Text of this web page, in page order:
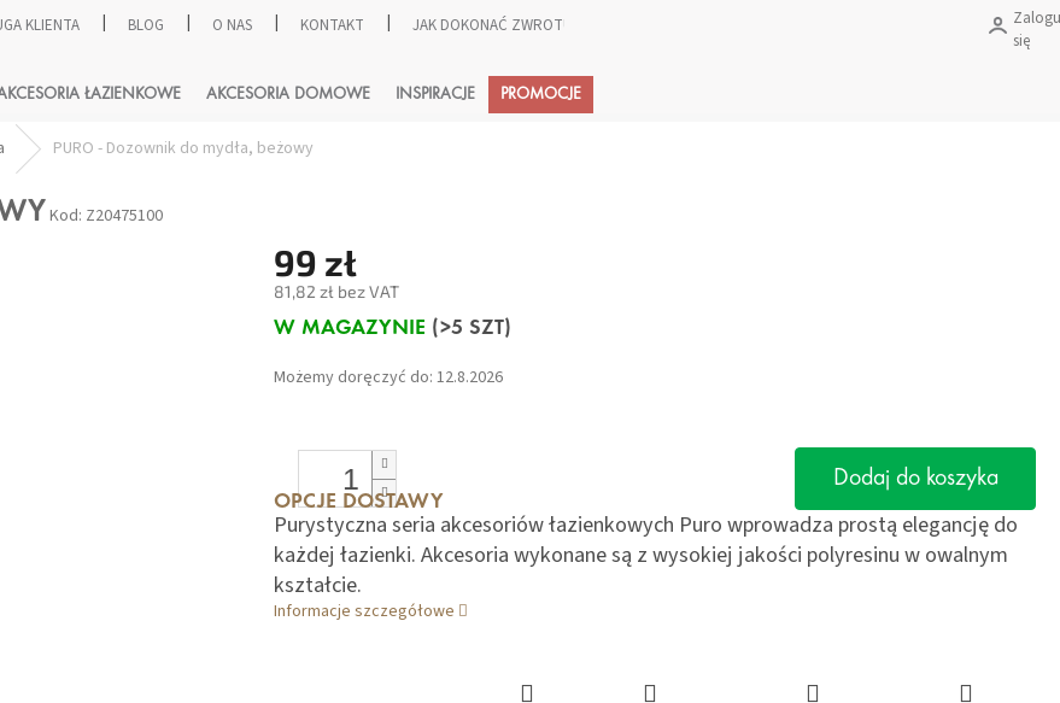
KLIENTA BLOG O NAS KONTAKT JAK DOKONAĆ ZWROTU PRODUKTÓW?
się
Koszyk
ŁAZIENKOWE AKCESORIA DOMOWE INSPIRACJE PROMOCJE
PURO - Dozownik do mydła, beżowy
Kod: Z20475100
99 zł
81,82 zł bez VAT
Cena
W MAGAZYNIE (>5 SZT)
Możemy doręczyć do: 12.8.2026
OPCJE DOSTAWY
Dodaj do koszyka
Purystyczna seria akcesoriów łazienkowych Puro wprowadza prostą elegancję do
każdej łazienki. Akcesoria wykonane są z wysokiej jakości polyresinu w owalnym
kształcie.
Informacje szczegółowe